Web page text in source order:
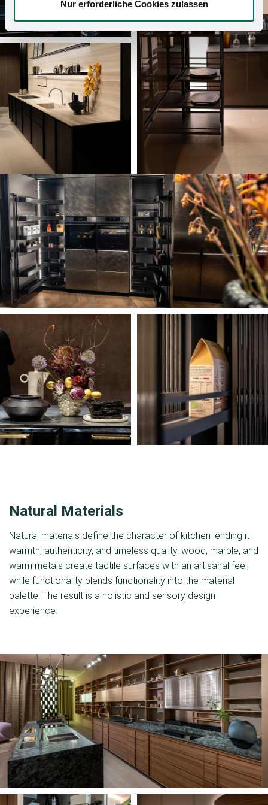
Nur erforderliche Cookies zulassen
Natural Materials
Natural materials define the character of kitchen lending it
warmth, authenticity, and timeless quality. wood, marble, and
warm metals create tactile surfaces with an artisanal feel,
while functionality blends functionality into the material
palette. The result is a holistic and sensory design
experience.